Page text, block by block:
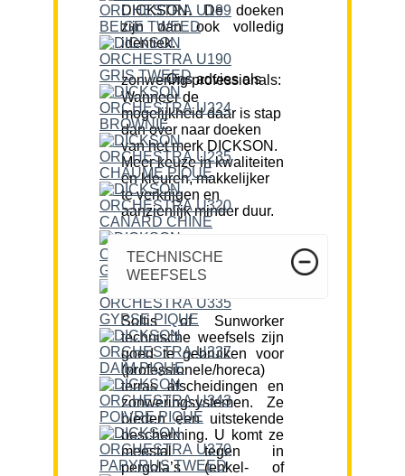
DICKSON. De doeken
zijn dan ook volledig
identiek.
Ons advies als zonwering professionals:
Wanneer de
mogelijkheid daar is stap
dan over naar doeken
van het merk DICKSON.
Meer keuze in kwaliteiten
en kleuren, makkelijker
te verkrijgen en
aanzienlijk minder duur.
TECHNISCHE
WEEFSELS
Soltis of Sunworker
technische weefsels zijn
goed te gebruiken voor
(professionele/horeca)
terras afscheidingen en
zonweringsystemen. Ze
bieden een uitstekende
bescherming. U komt ze
meestal tegen in
pergola’s (enkel- of